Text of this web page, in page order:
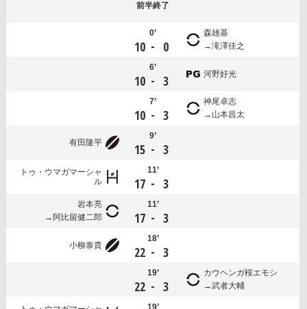
前半終了
0’
10 - 0
森雄基
滝澤佳之
6’
10 - 3 河野好光
7’
10 - 3
神尾卓志
山本昌太
有田隆平
9’
15 - 3
トゥ・ウマガマーシャ
ル
11’
17 - 3
岩本亮
阿比留健二郎
11’
17 - 3
小柳泰貴
18’
22 - 3
19’
22 - 3
カウヘンガ桜エモシ
武者大輔
19’